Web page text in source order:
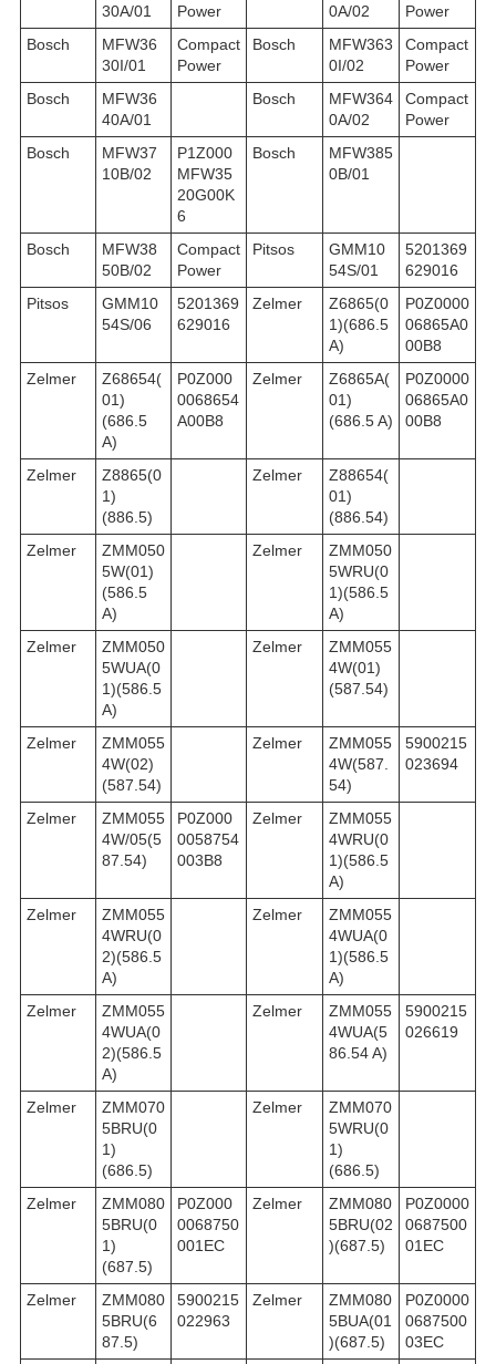
30A/01
Power
0A/02
Power
Bosch
MFW36
30I/01
Compact
Power
Bosch
MFW363
0I/02
Compact
Power
Bosch
MFW36
40A/01
Bosch
MFW364
0A/02
Compact
Power
Bosch
MFW37
10B/02
P1Z000
MFW35
20G00K
6
Bosch
MFW385
0B/01
Bosch
MFW38
50B/02
Compact
Power
Pitsos
GMM10
54S/01
5201369
629016
Pitsos
GMM10
54S/06
5201369
629016
Zelmer
Z6865(0
1)(686.5
A)
P0Z0000
06865A0
00B8
Zelmer
Z68654(
01)
(686.5
A)
P0Z000
0068654
A00B8
Zelmer
Z6865A(
01)
(686.5 A)
P0Z0000
06865A0
00B8
Zelmer
Z8865(0
1)
(886.5)
Zelmer
Z88654(
01)
(886.54)
Zelmer
ZMM050
5W(01)
(586.5
A)
Zelmer
ZMM050
5WRU(0
1)(586.5
A)
Zelmer
ZMM050
5WUA(0
1)(586.5
A)
Zelmer
ZMM055
4W(01)
(587.54)
Zelmer
ZMM055
4W(02)
(587.54)
Zelmer
ZMM055
4W(587.
54)
5900215
023694
Zelmer
ZMM055
4W/05(5
87.54)
P0Z000
0058754
003B8
Zelmer
ZMM055
4WRU(0
1)(586.5
A)
Zelmer
ZMM055
4WRU(0
2)(586.5
A)
Zelmer
ZMM055
4WUA(0
1)(586.5
A)
Zelmer
ZMM055
4WUA(0
2)(586.5
A)
Zelmer
ZMM055
4WUA(5
86.54 A)
5900215
026619
Zelmer
ZMM070
5BRU(0
1)
(686.5)
Zelmer
ZMM070
5WRU(0
1)
(686.5)
Zelmer
ZMM080
5BRU(0
1)
(687.5)
P0Z000
0068750
001EC
Zelmer
ZMM080
5BRU(02
)(687.5)
P0Z0000
0687500
01EC
Zelmer
ZMM080
5BRU(6
87.5)
5900215
022963
Zelmer
ZMM080
5BUA(01
)(687.5)
P0Z0000
0687500
03EC